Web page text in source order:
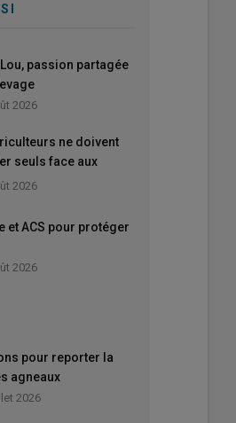
passion partagée
2026
ne doivent
seuls face aux
»
2026
et ACS pour protéger
2026
pour reporter la
agneaux
2026